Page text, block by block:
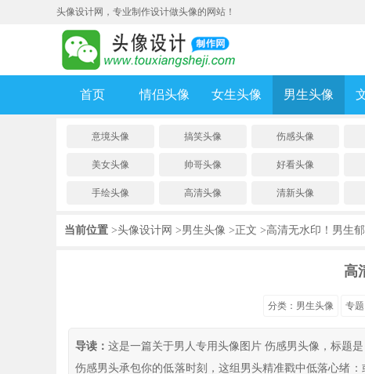
头像设计网，专业制作设计做头像的网站！
首页 情侣头像 女生头像 男生头像
意境头像 搞笑头像 伤感头像
美女头像 帅哥头像 好看头像
手绘头像 高清头像 清新头像
当前位置 >头像设计网 >男生头像 >正文 >高清无水印！男生
高
分类： 男生头像 专题
导读：这是一篇关于男人专用头像图片 伤感男头像，标题
伤感男头承包你的低落时刻，这组男头精准戳中低落心绪